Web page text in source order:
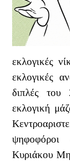
εκλογικές
εκλογικές
διπλές του
εκλογική
Κυριάκου